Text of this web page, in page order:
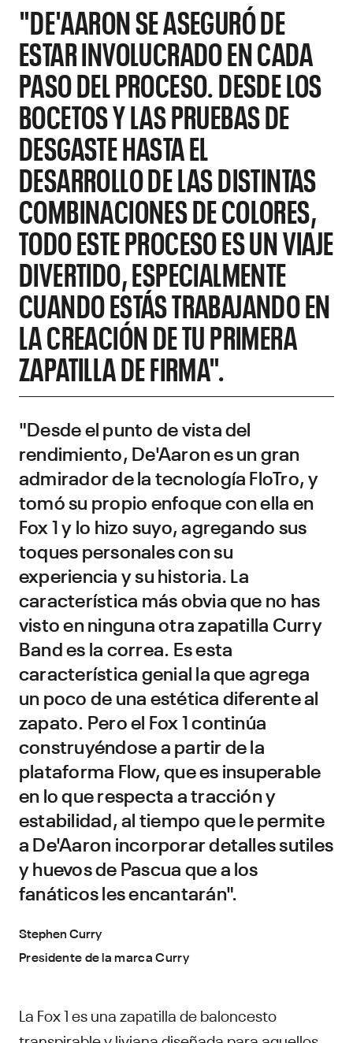
"DE'AARON SE ASEGURÓ DE
ESTAR INVOLUCRADO EN CADA
PASO DEL PROCESO. DESDE LOS
BOCETOS Y LAS PRUEBAS DE
DESGASTE HASTA EL
DESARROLLO DE LAS DISTINTAS
COMBINACIONES DE COLORES,
TODO ESTE PROCESO ES UN VIAJE
DIVERTIDO, ESPECIALMENTE
CUANDO ESTÁS TRABAJANDO EN
LA CREACIÓN DE TU PRIMERA
ZAPATILLA DE FIRMA".
"Desde el punto de vista del
rendimiento, De'Aaron es un gran
admirador de la tecnología FloTro, y
tomó su propio enfoque con ella en
Fox 1 y lo hizo suyo, agregando sus
toques personales con su
experiencia y su historia. La
característica más obvia que no has
visto en ninguna otra zapatilla Curry
Band es la correa. Es esta
característica genial la que agrega
un poco de una estética diferente al
zapato. Pero el Fox 1 continúa
construyéndose a partir de la
plataforma Flow, que es insuperable
en lo que respecta a tracción y
estabilidad, al tiempo que le permite
a De'Aaron incorporar detalles sutiles
y huevos de Pascua que a los
fanáticos les encantarán".
Stephen Curry
Presidente de la marca Curry
La Fox 1 es una zapatilla de baloncesto